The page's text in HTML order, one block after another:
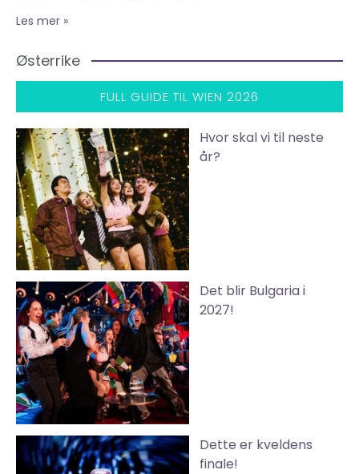
Les mer »
Østerrike
FULL GUIDE TIL WIEN 2026
Hvor skal vi til neste
år?
Det blir Bulgaria i
2027!
Dette er kveldens
finale!